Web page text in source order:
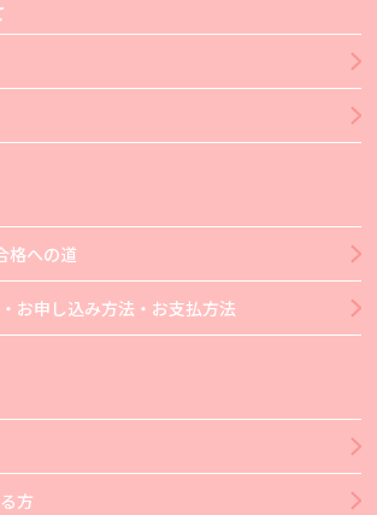
格への道
お申し込み方法・お支払方法
方